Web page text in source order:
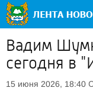
Вадим
сегодня в
15 июня 2026, 18:40